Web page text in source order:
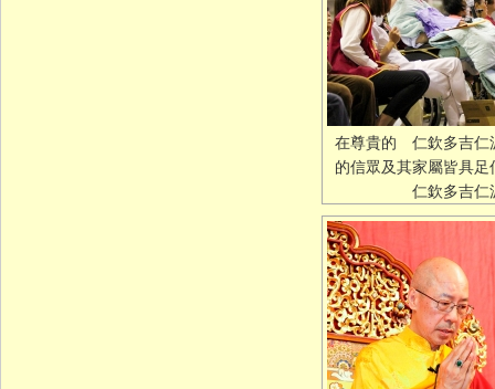
在尊貴的 仁欽多吉仁
的信眾及其家屬皆具
仁欽多吉仁